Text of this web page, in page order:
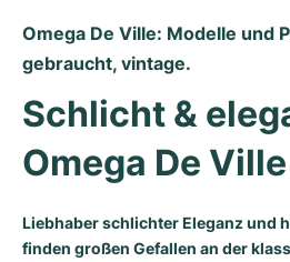
Omega De Ville: Modelle und
gebraucht, vintage.
Schlicht &
Omega De Ville
Liebhaber schlichter Eleganz und
finden großen Gefallen an der